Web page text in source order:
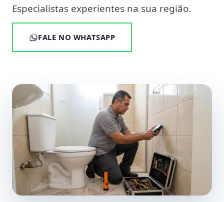
Especialistas experientes na sua região.
FALE NO WHATSAPP